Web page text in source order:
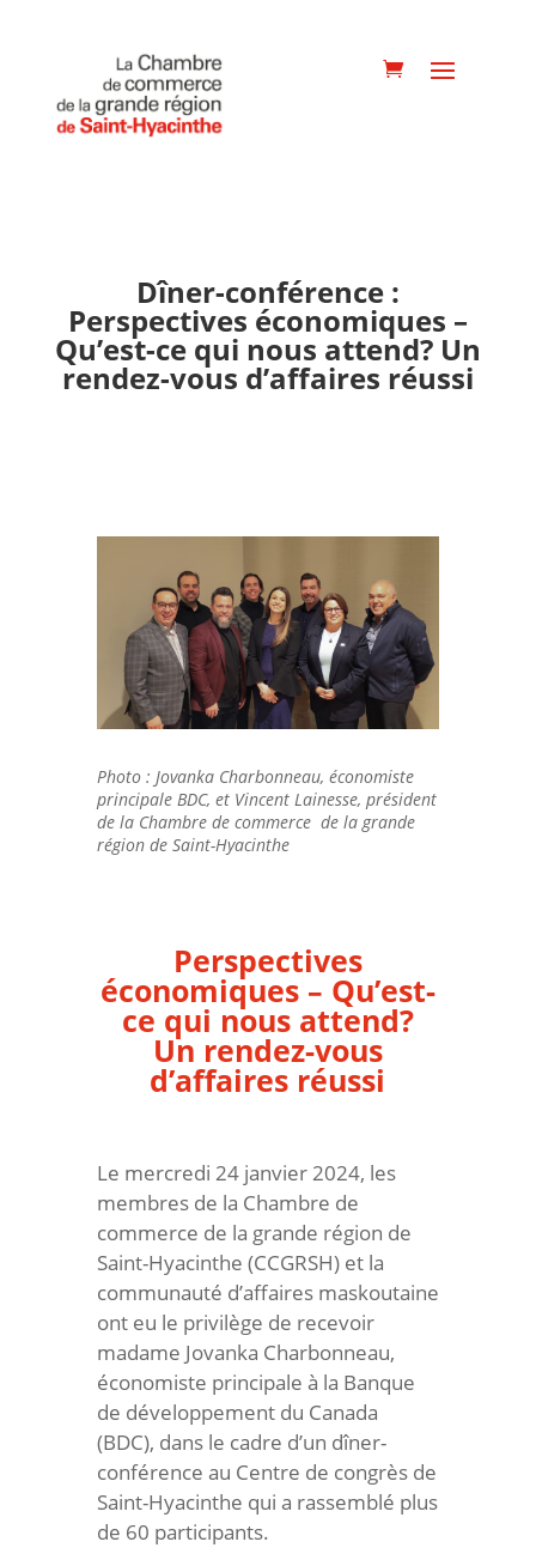
Dîner-conférence :
Perspectives économiques –
Qu’est-ce qui nous attend? Un
rendez-vous d’affaires réussi
Photo : Jovanka Charbonneau, économiste
principale BDC, et Vincent Lainesse, président
de la Chambre de commerce de la grande
région de Saint-Hyacinthe
Perspectives
économiques – Qu’est-
ce qui nous attend?
Un rendez-vous
d’affaires réussi
Le mercredi 24 janvier 2024, les
membres de la Chambre de
commerce de la grande région de
Saint-Hyacinthe (CCGRSH) et la
communauté d’affaires maskoutaine
ont eu le privilège de recevoir
madame Jovanka Charbonneau,
économiste principale à la Banque
de développement du Canada
(BDC), dans le cadre d’un dîner-
conférence au Centre de congrès de
Saint-Hyacinthe qui a rassemblé plus
de 60 participants.